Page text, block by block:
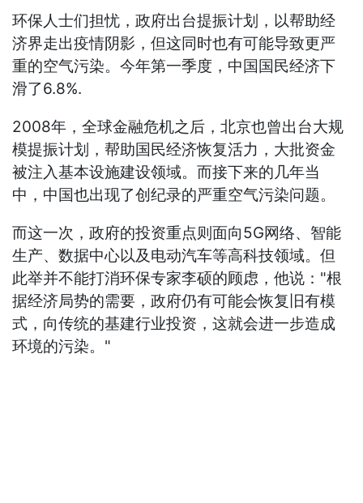
环保人士们担忧，政府出台提振计划，以帮助经
济界走出疫情阴影，但这同时也有可能导致更严
重的空气污染。今年第一季度，中国国民经济下
滑了6.8%.
2008年，全球金融危机之后，北京也曾出台大规
模提振计划，帮助国民经济恢复活力，大批资金
被注入基本设施建设领域。而接下来的几年当
中，中国也出现了创纪录的严重空气污染问题。
而这一次，政府的投资重点则面向5G网络、智能
生产、数据中心以及电动汽车等高科技领域。但
此举并不能打消环保专家李硕的顾虑，他说："根
据经济局势的需要，政府仍有可能会恢复旧有模
式，向传统的基建行业投资，这就会进一步造成
环境的污染。"